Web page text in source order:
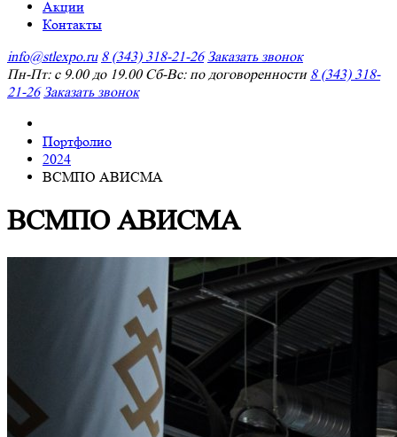
Акции
Контакты
info@stlexpo.ru 8 (343) 318-21-26 Заказать звонок
Пн-Пт: с 9.00 до 19.00 Сб-Вс: по договоренности 8 (343) 318-
21-26 Заказать звонок
Портфолио
2024
ВСМПО АВИСМА
ВСМПО АВИСМА